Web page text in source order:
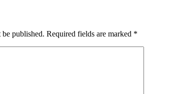
published. Required fields are marked *